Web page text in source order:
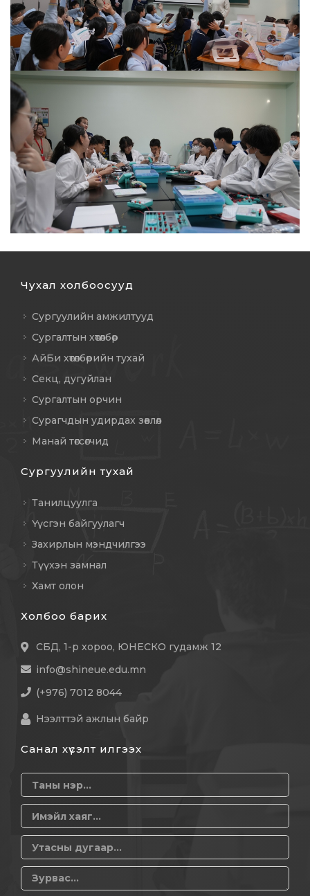
Чухал холбоосууд
Сургуулийн амжилтууд
Сургалтын хөтөлбөр
АйБи хөтөлбөрийн тухай
Секц, дугуйлан
Сургалтын орчин
Сурагчдын удирдах зөвлөл
Манай төгсөгчид
Сургуулийн тухай
Танилцуулга
Үүсгэн байгуулагч
Захирлын мэндчилгээ
Түүхэн замнал
Хамт олон
Холбоо барих
СБД, 1-р хороо, ЮНЕСКО гудамж 12
info@shineue.edu.mn
(+976) 7012 8044
Нээлттэй ажлын байр
Санал хүсэлт илгээх